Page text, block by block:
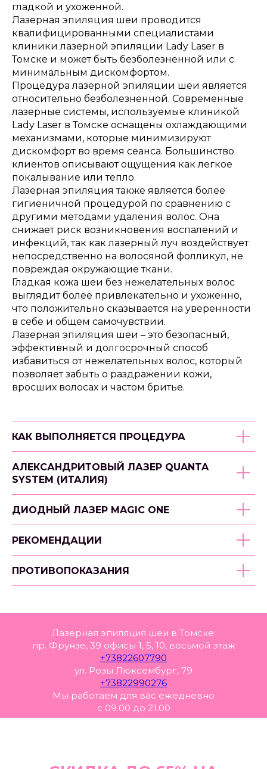
гладкой и ухоженной.
Лазерная эпиляция шеи проводится
квалифицированными специалистами
клиники лазерной эпиляции Lady Laser в
Томске и может быть безболезненной или с
минимальным дискомфортом.
Процедура лазерной эпиляции шеи является
относительно безболезненной. Современные
лазерные системы, используемые клиникой
Lady Laser в Томске оснащены охлаждающими
механизмами, которые минимизируют
дискомфорт во время сеанса. Большинство
клиентов описывают ощущения как легкое
покалывание или тепло.
Лазерная эпиляция также является более
гигиеничной процедурой по сравнению с
другими методами удаления волос. Она
снижает риск возникновения воспалений и
инфекций, так как лазерный луч воздействует
непосредственно на волосяной фолликул, не
повреждая окружающие ткани.
Гладкая кожа шеи без нежелательных волос
выглядит более привлекательно и ухоженно,
что положительно сказывается на уверенности
в себе и общем самочувствии.
Лазерная эпиляция шеи – это безопасный,
эффективный и долгосрочный способ
избавиться от нежелательных волос, который
позволяет забыть о раздражении кожи,
вросших волосах и частом бритье.
КАК ВЫПОЛНЯЕТСЯ ПРОЦЕДУРА
АЛЕКСАНДРИТОВЫЙ ЛАЗЕР QUANTA
SYSTEM (ИТАЛИЯ)
ДИОДНЫЙ ЛАЗЕР MAGIC ONE
РЕКОМЕНДАЦИИ
ПРОТИВОПОКАЗАНИЯ
Лазерная эпиляция шеи в Томске:
пр. Фрунзе, 39 офисы 1, 5, 10, восьмой этаж
+73822607790
ул. Розы Люксембург, 79
+73822990276
Мы работаем для вас ежедневно
с 09.00 до 21.00